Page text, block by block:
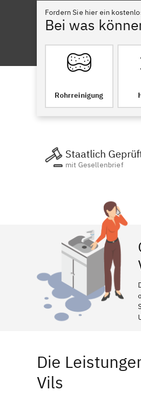
Fordern Sie hier ein
Bei was
Rohrreinigung
Staatlich
mit Gesellenbrief
Die
Vils